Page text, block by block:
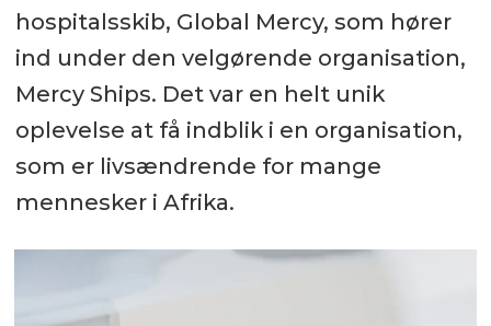
hospitalsskib, Global Mercy, som hører
ind under den velgørende organisation,
Mercy Ships. Det var en helt unik
oplevelse at få indblik i en organisation,
som er livsændrende for mange
mennesker i Afrika.